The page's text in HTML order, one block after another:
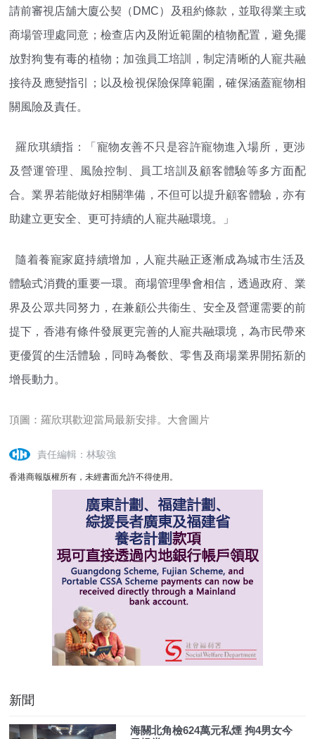
請前審視店舖大廈公契（DMC）及租約條款， 並取得業主或
商場管理處同意；檢查店內及附近範圍的植物配置，避免擺
放對狗隻有毒的植物；加強員工培訓， 制定清晰的人寵共融
接待及應變指引；以及檢視保險保障範圍，確保涵蓋寵物相
關風險及責任。
羅欣琪續指：「寵物友善不只是容許寵物進入場所， 更涉
及營運管理、風險控制、員工培訓及顧客體驗等多方面配
合。業界若能做好相關準備，不但可以提升顧客體驗，亦有
助建立更安全、更可持續的人寵共融環境。」
隨着養寵家庭持續增加，
人寵共融正逐漸成為城市生活及
體驗式消費的重要一環。 商場管理學會相信，透過政府、業
界及公眾共同努力，在兼顧公共衞生、安全及營運需要的前
提下， 香港有條件發展更完善的人寵共融環境， 為市民帶來
更優質的生活體驗，同時為餐飲、零售及商場業界開拓新的
增長動力。
頂圖：羅欣琪歡迎當局最新安排。大會圖片
責任編輯：林駿強
香港商報版權所有，未經書面允許不得使用。
新聞
海關北角檢624萬元私煙 拘4男女今